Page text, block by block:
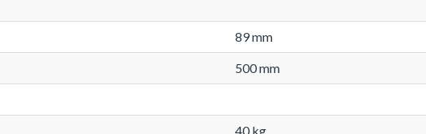
89 mm
500 mm
40 kg